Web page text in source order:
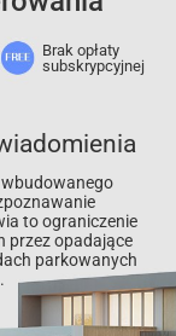
Brak opłaty
subskrypcyjnej
to ograniczenie
przez opadające
parkowanych